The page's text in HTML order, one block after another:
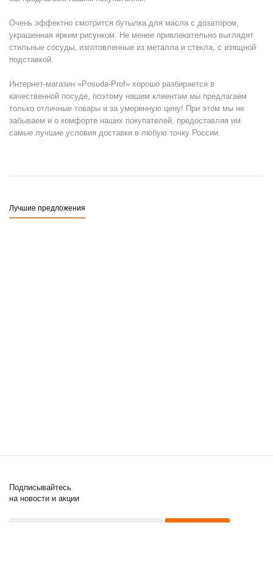
Очень эффектно смотрится бутылка для масла с дозатором,
украшенная ярким рисунком. Не менее привлекательно выглядят
стильные сосуды, изготовленные из металла и стекла, с изящной
подставкой.
Интернет-магазин «Posuda-Prof» хорошо разбирается в
качественной посуде, поэтому нашим клиентам мы предлагаем
только отличные товары и за умеренную цену! При этом мы не
забываем и о комфорте наших покупателей, предоставляя им
самые лучшие условия доставки в любую точку России.
Лучшие предложения
Подписывайтесь
на новости и акции